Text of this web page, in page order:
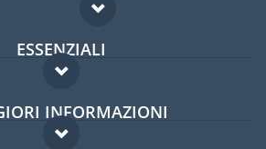
ESSENZIALI
Forum per expat
Guida per expat
INFORMAZIONI
Domande frequenti